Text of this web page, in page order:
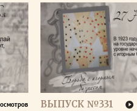
ВЫПУСК №331